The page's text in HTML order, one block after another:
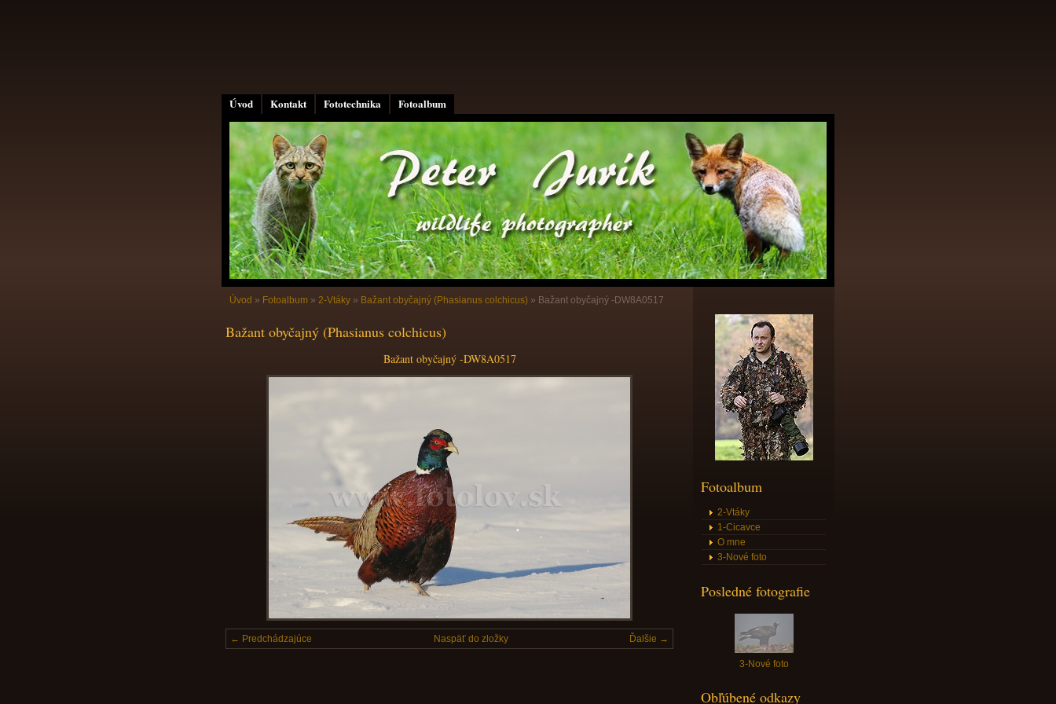
Úvod Kontakt Fototechnika Fotoalbum
Úvod » Fotoalbum » 2-Vtáky » Bažant obyčajný (Phasianus colchicus) » Bažant obyčajný -DW8A0517
Bažant obyčajný (Phasianus colchicus)
Bažant obyčajný -DW8A0517
← Predchádzajúce Ďalšie →
Naspäť do zložky
Fotoalbum
2-Vtáky
1-Cicavce
O mne
3-Nové foto
Posledné fotografie
3-Nové foto
Obľúbené odkazy